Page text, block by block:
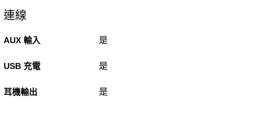
連線
AUX 輸入 是
USB 充電 是
耳機輸出 是